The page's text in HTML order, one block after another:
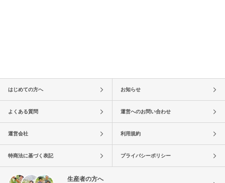
はじめての方へ お知らせ
よくある質問 運営へのお問い合わせ
運営会社 利用規約
特商法に基づく表記 プライバシーポリシー
生産者の方へ